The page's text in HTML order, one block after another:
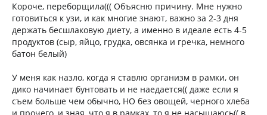
Короче, переборщила((( Объясню причину. Мне нужно
готовиться к узи, и как многие знают, важно за 2-3 дня
держать бесшлаковую диету, а именно в идеале есть 4-5
продуктов (сыр, яйцо, грудка, овсянка и гречка, немного
батон белый)
У меня как назло, когда я ставлю организм в рамки, он
дико начинает бунтовать и не наедается(( даже если я
съем больше чем обычно, НО без овощей, черного хлеба